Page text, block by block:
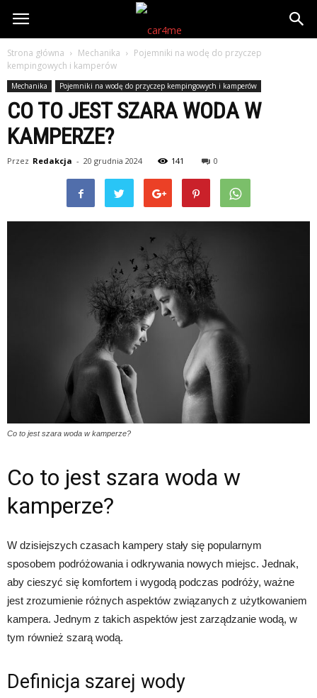
Strona główna Mechanika
Pojemniki na wodę do przyczep
kempingowych i kamperów
Mechanika Pojemniki na wodę do przyczep kempingowych i kamperów
CO TO JEST SZARA WODA W
KAMPERZE?
Przez Redakcja - 20 grudnia 2024 141 0
Co to jest szara woda w kamperze?
Co to jest szara woda w
kamperze?
W dzisiejszych czasach kampery stały się popularnym
sposobem podróżowania i odkrywania nowych miejsc. Jednak,
aby cieszyć się komfortem i wygodą podczas podróży, ważne
jest zrozumienie różnych aspektów związanych z użytkowaniem
kampera. Jednym z takich aspektów jest zarządzanie wodą, w
tym również szarą wodą.
Definicja szarej wody